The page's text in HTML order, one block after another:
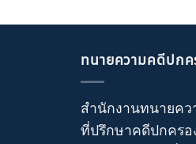
ทนายความคดีปกค
สำนักงานทนายค
ที่ปรึกษาคดีปกครอ